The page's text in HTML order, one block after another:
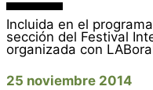
Incluida en el
sección del Festival
organizada con
25 noviembre 2014